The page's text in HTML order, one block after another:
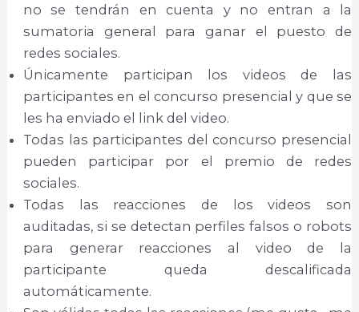
no se tendrán en cuenta y no entran a la
sumatoria general para ganar el puesto de
redes sociales.
Únicamente participan los videos de las
participantes en el concurso presencial y que se
les ha enviado el link del video.
Todas las participantes del concurso presencial
pueden participar por el premio de redes
sociales.
Todas las reacciones de los videos son
auditadas, si se detectan perfiles falsos o robots
para generar reacciones al video de la
participante queda descalificada
automáticamente.